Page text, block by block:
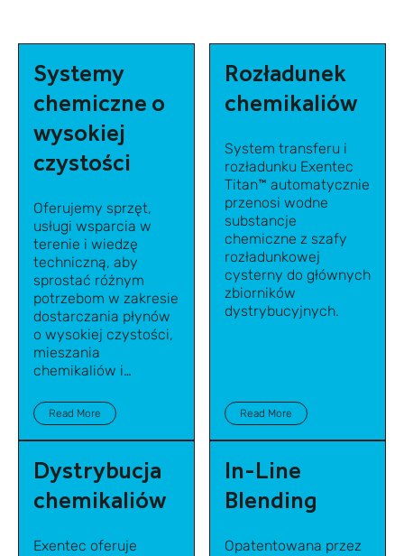
Systemy
chemiczne o
wysokiej
czystości
Oferujemy sprzęt,
usługi wsparcia w
terenie i wiedzę
techniczną, aby
sprostać różnym
potrzebom w zakresie
dostarczania płynów
o wysokiej czystości,
mieszania
chemikaliów i
systemów zawiesin
CMP do produkcji
półprzewodników i
innych
zaawansowanych
technologicznie
Read More
Rozładunek
chemikaliów
System transferu i
rozładunku Exentec
Titan™ automatycznie
przenosi wodne
substancje
chemiczne z szafy
rozładunkowej
cysterny do głównych
zbiorników
dystrybucyjnych.
Read More
Dystrybucja
chemikaliów
Exentec oferuje
In-Line
Blending
Opatentowana przez